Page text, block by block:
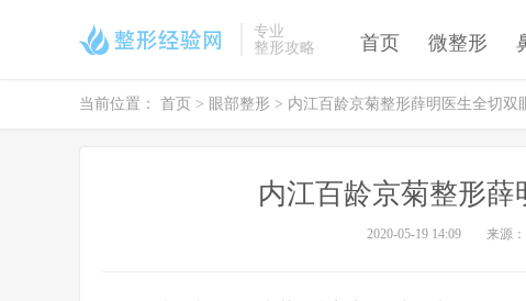
专业
整形攻略
首页 微整形
当前位置： 首页 > 眼部整形 > 内江百龄京菊整形薛明医生全切双
内江百龄京菊整形薛
2020-05-19 14:09 来源